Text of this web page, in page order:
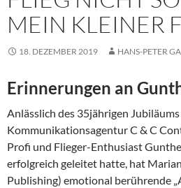
MEIN KLEINER
18. DEZEMBER 2019 HANS-PETER
Erinnerungen an
Anlässlich des 35jährigen
Kommunikationsagentur C & C
Profi und Flieger-Enthusiast
erfolgreich geleitet hatte, hat
Publishing) emotional berührende